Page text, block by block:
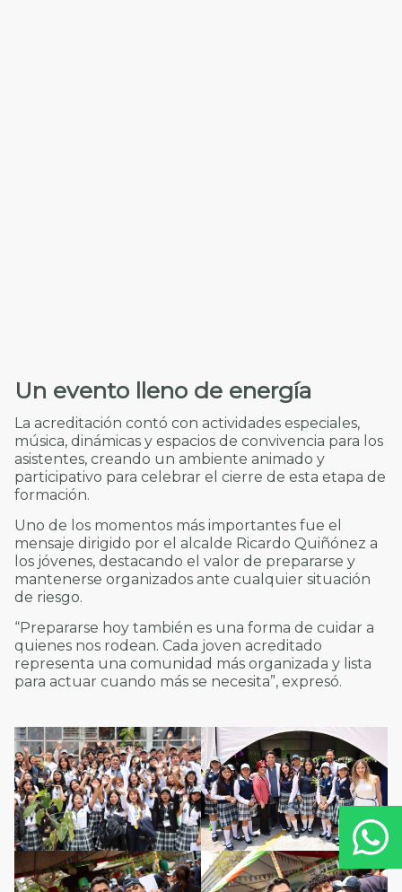
Un evento lleno de energía
La acreditación contó con actividades especiales,
música, dinámicas y espacios de convivencia para los
asistentes, creando un ambiente animado y
participativo para celebrar el cierre de esta etapa de
formación.
Uno de los momentos más importantes fue el
mensaje dirigido por el alcalde Ricardo Quiñónez a
los jóvenes, destacando el valor de prepararse y
mantenerse organizados ante cualquier situación
de riesgo.
“Prepararse hoy también es una forma de cuidar a
quienes nos rodean. Cada joven acreditado
representa una comunidad más organizada y lista
para actuar cuando más se necesita”, expresó.